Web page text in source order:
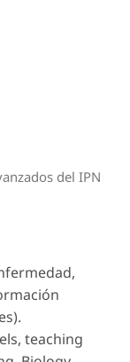
del IPN
teaching